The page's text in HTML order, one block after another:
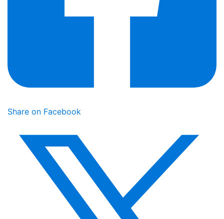
Share on Facebook